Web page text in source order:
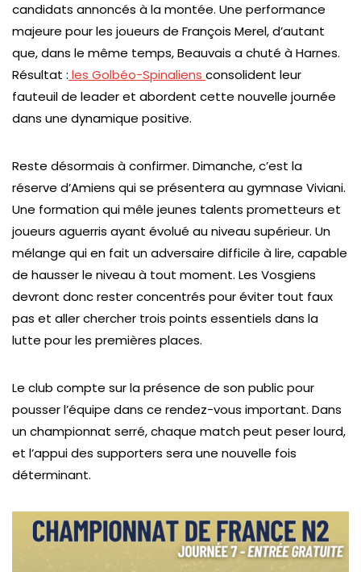
candidats annoncés à la montée. Une performance
majeure pour les joueurs de François Merel, d’autant
que, dans le même temps, Beauvais a chuté à Harnes.
Résultat : les Golbéo-Spinaliens consolident leur
fauteuil de leader et abordent cette nouvelle journée
dans une dynamique positive.
Reste désormais à confirmer. Dimanche, c’est la
réserve d’Amiens qui se présentera au gymnase Viviani.
Une formation qui mêle jeunes talents prometteurs et
joueurs aguerris ayant évolué au niveau supérieur. Un
mélange qui en fait un adversaire difficile à lire, capable
de hausser le niveau à tout moment. Les Vosgiens
devront donc rester concentrés pour éviter tout faux
pas et aller chercher trois points essentiels dans la
lutte pour les premières places.
Le club compte sur la présence de son public pour
pousser l’équipe dans ce rendez-vous important. Dans
un championnat serré, chaque match peut peser lourd,
et l’appui des supporters sera une nouvelle fois
déterminant.